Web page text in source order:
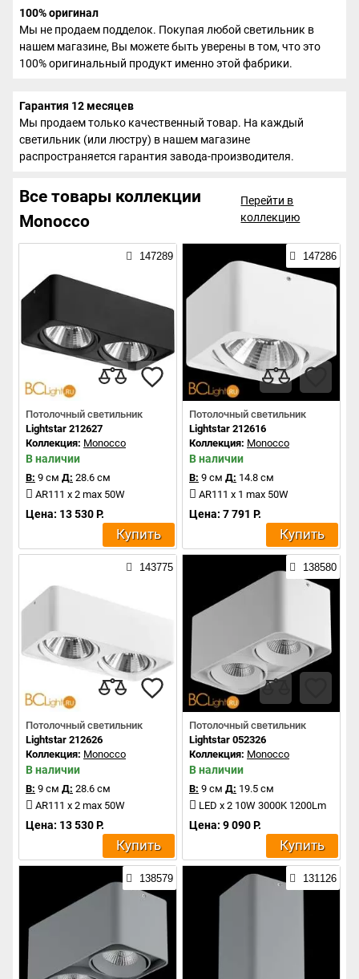
100% оригинал
Мы не продаем подделок. Покупая любой светильник в
нашем магазине, Вы можете быть уверены в том, что это
100% оригинальный продукт именно этой фабрики.
Гарантия 12 месяцев
Мы продаем только качественный товар. На каждый
светильник (или люстру) в нашем магазине
распространяется гарантия завода-производителя.
Все товары коллекции
Monocco
Перейти в
коллекцию
147289
Потолочный светильник
Lightstar 212627
Коллекция: Monocco
В наличии
В: 9 см Д: 28.6 см
AR111 x 2 max 50W
Цена: 13 530 Р.
Купить
147286
Потолочный светильник
Lightstar 212616
Коллекция: Monocco
В наличии
В: 9 см Д: 14.8 см
AR111 x 1 max 50W
Цена: 7 791 Р.
Купить
143775
Потолочный светильник
Lightstar 212626
Коллекция: Monocco
В наличии
В: 9 см Д: 28.6 см
AR111 x 2 max 50W
Цена: 13 530 Р.
Купить
138580
Потолочный светильник
Lightstar 052326
Коллекция: Monocco
В наличии
В: 9 см Д: 19.5 см
LED x 2 10W 3000K 1200Lm
Цена: 9 090 Р.
Купить
138579 131126